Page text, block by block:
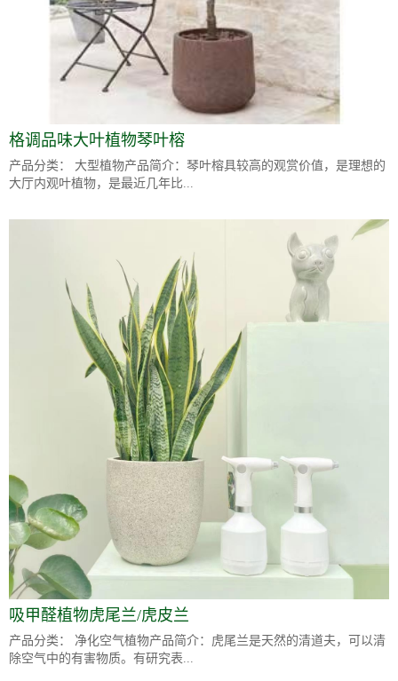
格调品味大叶植物琴叶榕
产品分类： 大型植物产品简介：琴叶榕具较高的观赏价值，是理想的
大厅内观叶植物，是最近几年比...
吸甲醛植物虎尾兰/虎皮兰
产品分类： 净化空气植物产品简介：虎尾兰是天然的清道夫，可以清
除空气中的有害物质。有研究表...